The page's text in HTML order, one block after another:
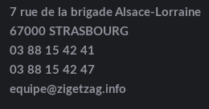
7 rue de la brigade Alsace-Lorraine
67000 STRASBOURG
03 88 15 42 41
03 88 15 42 47
equipe@zigetzag.info